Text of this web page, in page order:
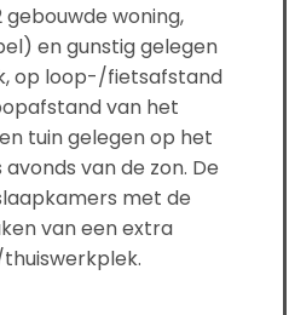
gebouwde woning,
en gunstig gelegen
op loop-/fietsafstand
van het
tuin gelegen op het
van de zon. De
met de
van een extra